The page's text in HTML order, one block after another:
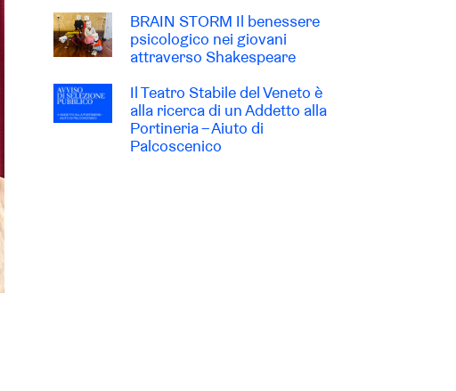
BRAIN STORM Il benessere
psicologico nei giovani
attraverso Shakespeare
Il Teatro Stabile del Veneto è
alla ricerca di un Addetto alla
Portineria – Aiuto di
Palcoscenico